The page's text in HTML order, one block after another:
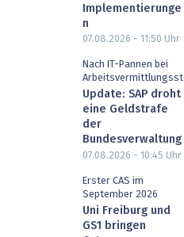
Implementierunge
n
07.08.2026 - 11:50 Uhr
Nach IT-Pannen bei
Update: SAP droht
eine Geldstrafe
der
Bundesverwaltung
07.08.2026 - 10:45 Uhr
Erster CAS im
September 2026
Uni Freiburg und
GS1 bringen